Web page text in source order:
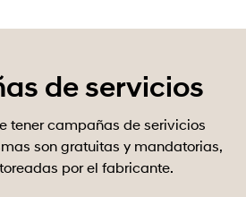
de servicios
tener campañas de serivicios
son gratuitas y mandatorias,
por el fabricante.